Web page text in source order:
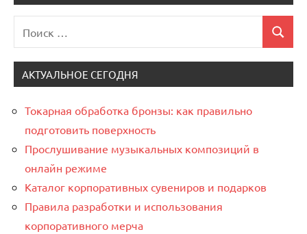
для:
Поиск
АКТУАЛЬНОЕ СЕГОДНЯ
Токарная обработка бронзы: как правильно
подготовить поверхность
Прослушивание музыкальных композиций в
онлайн режиме
Каталог корпоративных сувениров и подарков
Правила разработки и использования
корпоративного мерча